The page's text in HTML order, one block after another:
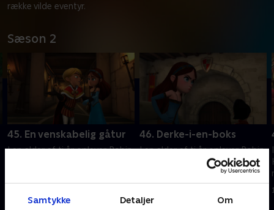
Samtykke Detaljer Om
række vilde eventyr.
Sæson 2
45. En venskabelig gåtur
I en alder af ti år oplever Robin
46. Derke-i-en-boks
I en alder af ti år oplever Robin
Hood og hans venner en lang